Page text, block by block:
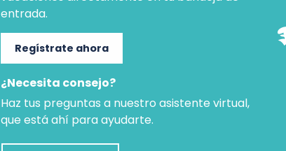
entrada.
Regístrate ahora
¿Necesita consejo?
Haz tus preguntas a nuestro asistente virtual,
que está ahí para ayudarte.